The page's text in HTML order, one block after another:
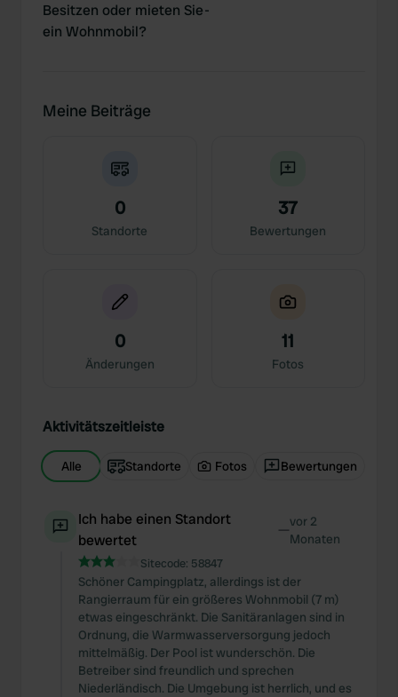
Besitzen oder mieten Sie
ein Wohnmobil?
-
Meine Beiträge
0
Standorte
37
Bewertungen
0
Änderungen
11
Fotos
Aktivitätszeitleiste
Alle Standorte Fotos Bewertungen
Ich habe einen Standort
bewertet
—vor 2
Monaten
Sitecode: 58847
Schöner Campingplatz, allerdings ist der
Rangierraum für ein größeres Wohnmobil (7 m)
etwas eingeschränkt. Die Sanitäranlagen sind in
Ordnung, die Warmwasserversorgung jedoch
mittelmäßig. Der Pool ist wunderschön. Die
Betreiber sind freundlich und sprechen
Niederländisch. Die Umgebung ist herrlich, und es